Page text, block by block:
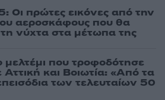
Οι πρώτες εικόνες από την
αεροσκάφους που θα
τη νύχτα στα μέτωπα της
που τροφοδότησε
Αττική και Βοιωτία: «Από τα
των τελευταίων 50